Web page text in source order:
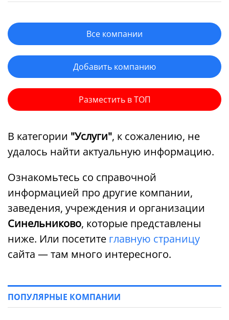
Все компании
Добавить компанию
Разместить в ТОП
В категории "Услуги", к сожалению, не
удалось найти актуальную информацию.
Ознакомьтесь со справочной
информацией про другие компании,
заведения, учреждения и организации
Синельниково, которые представлены
ниже. Или посетите главную страницу
сайта — там много интересного.
ПОПУЛЯРНЫЕ КОМПАНИИ